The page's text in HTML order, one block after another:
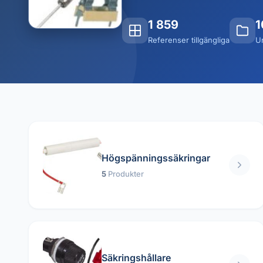
1 859
Referenser tillgängliga
Högspänningssäkringar
5 Produkter
Säkringshållare